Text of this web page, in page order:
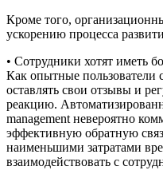
Кроме того,
ускорению процесса
• Сотрудники хотят иметь
Как опытные пользователи
оставлять свои отзывы и
реакцию.
management невероятно
эффективную обратную
наименьшими затратами
взаимодействовать с